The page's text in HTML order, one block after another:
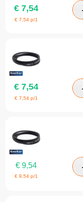
€ 7,54
€7,54 p/1
€ 7,54
€7,54 p/1
€ 9,54
€9,54 p/1